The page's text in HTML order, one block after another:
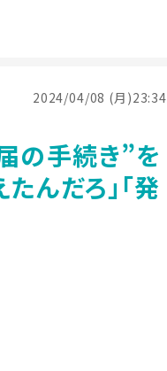
2024/04/08 (月)23:34
の手続き”を
んだろ」「発